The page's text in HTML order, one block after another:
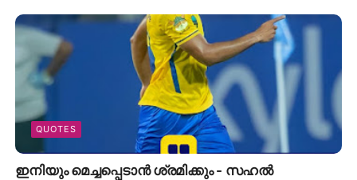
QUOTES
ഇനിയും മെച്ചപ്പെടാൻ ശ്രമിക്കും - സഹൽ